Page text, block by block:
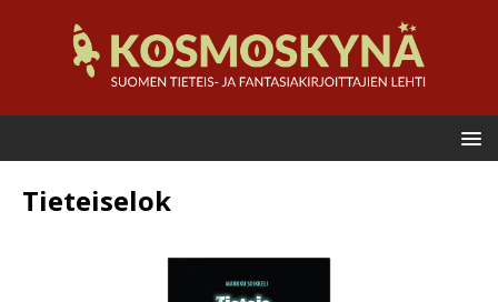
Tieteiselok